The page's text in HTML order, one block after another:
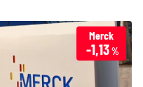
Merck
-1,13%